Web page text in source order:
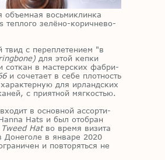
объ­ем­ная вось­ми­клин­ка
теп­ло­го зе­лё­но-ко­рич­не­во­
твид с пе­ре­пле­те­ни­ем "в
для этой кеп­ки
со­ткан в ма­стер­ских фаб­ри­
и со­че­та­ет в себе плот­ность
для ир­ланд­ских
с при­ят­ной мяг­ко­стью.
в ос­нов­ной ас­сор­ти­
Hats и был ото­бран
Tweed Hatво вре­мя ви­зи­та
До­не­го­ле в ян­ва­ре 2020
и по­вто­рять­ся не